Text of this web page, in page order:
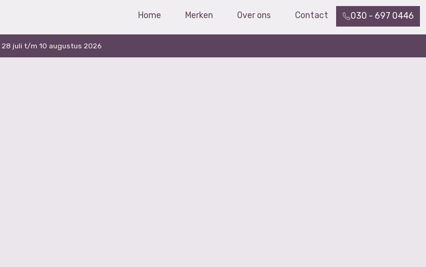
Home Merken Over ons Contact 030 - 697 0446
28 juli t/m 10 augustus 2026